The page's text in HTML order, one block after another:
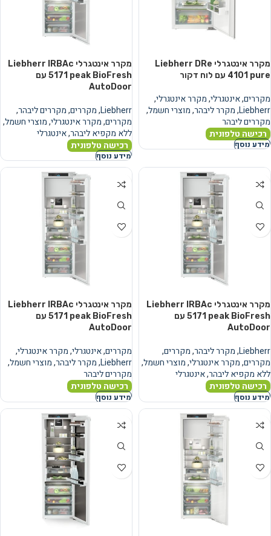
מקרר אינטגרלי Liebherr DRe
4101 pure עם לוח דקור
מקררים,אינטגרלי,מקרר אינטגרלי,
Liebherr
,מקרר ליבהר,מוצרי חשמל,
מקררים ליבהר
רכישה טלפונית
מידע נוסף
מקרר אינטגרלי Liebherr IRBAc
5171 peak BioFresh עם
AutoDoor
Liebherr
,מקררים,מקררים ליבהר,
מקררים,מקרר אינטגרלי,מוצרי חשמל,
ללא מקפיא ליבהר,אינטגרלי
רכישה טלפונית
מידע נוסף
מקרר אינטגרלי Liebherr IRBAc
5171 peak BioFresh עם
AutoDoor
Liebherr
,מקרר ליבהר,מקררים,
מקררים,מקרר אינטגרלי,מוצרי חשמל,
ללא מקפיא ליבהר,אינטגרלי
רכישה טלפונית
מידע נוסף
מקרר אינטגרלי Liebherr IRBAc
5171 peak BioFresh עם
AutoDoor
מקררים,אינטגרלי,מקרר אינטגרלי,
Liebherr
,מקרר ליבהר,מוצרי חשמל,
מקררים ליבהר
רכישה טלפונית
מידע נוסף